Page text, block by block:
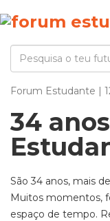
Forum Estudante |
34
São 34 anos, mais
Muitos momentos,
espaço de tempo.